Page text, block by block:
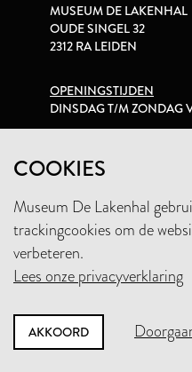
COOKIES
Museum De Lakenhal
trackingcookies om de
verbeteren.
Lees onze privacyverklaring
AKKOORD
MUSEUM DE LAKENHAL
OUDE SINGEL 32
2312 RA LEIDEN
OPENINGSTIJDEN
DINSDAG T/M ZONDAG
+31 (0)71 5165360
INFO@LAKENHAL.NL
STEUN HET MUSEUM
NIEUWSBRIEF